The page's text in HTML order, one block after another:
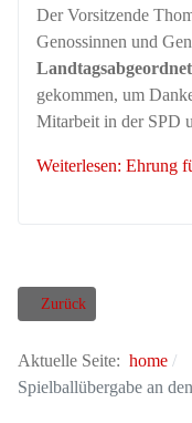
Der Vorsitzende
Genossinnen und
gekommen, um
Mitarbeit in der SPD
Weiterlesen: Ehrung
Vorheriger Beitrag:
Zurück
Aktuelle Seite: home
Spielballübergabe an